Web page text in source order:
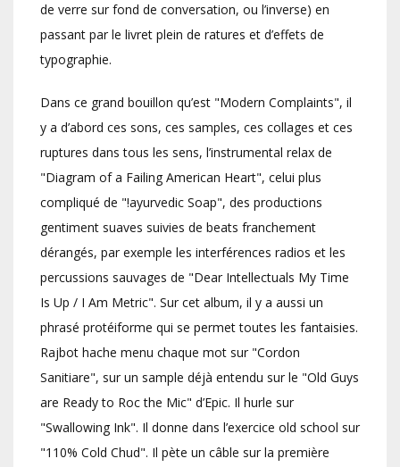
de verre sur fond de conversation, ou l’inverse) en
passant par le livret plein de ratures et d’effets de
typographie.
Dans ce grand bouillon qu’est "Modern Complaints", il
y a d’abord ces sons, ces samples, ces collages et ces
ruptures dans tous les sens, l’instrumental relax de
"Diagram of a Failing American Heart", celui plus
compliqué de "!ayurvedic Soap", des productions
gentiment suaves suivies de beats franchement
dérangés, par exemple les interférences radios et les
percussions sauvages de "Dear Intellectuals My Time
Is Up / I Am Metric". Sur cet album, il y a aussi un
phrasé protéiforme qui se permet toutes les fantaisies.
Rajbot hache menu chaque mot sur "Cordon
Sanitiare", sur un sample déjà entendu sur le "Old Guys
are Ready to Roc the Mic" d’Epic. Il hurle sur
"Swallowing Ink". Il donne dans l’exercice old school sur
"110% Cold Chud". Il pète un câble sur la première